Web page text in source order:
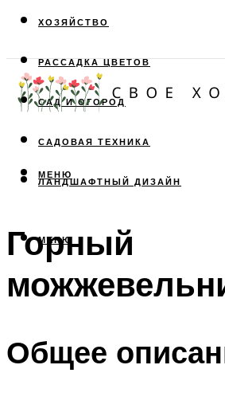
ХОЗЯЙСТВО
РАССАДКА ЦВЕТОВ
САД И ОГОРОД
САДОВАЯ ТЕХНИКА
ЛАНДШАФТНЫЙ ДИЗАЙН
МЕНЮ
МЕНЮ
Горный
Общее